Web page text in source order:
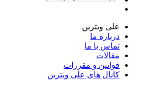
علی ویترین
درباره ما
تماس با ما
مقالات
قوانین و مقررات
کانال های علی ویترین